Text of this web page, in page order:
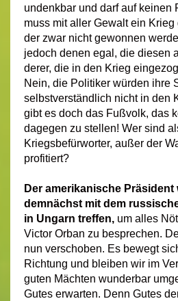
undenkbar und darf auf keinen
muss mit aller Gewalt ein
der zwar nicht gewonnen
jedoch denen egal, die diesen
derer, die in den Krieg
Nein, die Politiker würden ihre
selbstverständlich nicht in den
gibt es doch das Fußvolk, das
dagegen zu stellen! Wer sind
Kriegsbefürworter, außer der
profitiert?
Der amerikanische Präsident
demnächst mit dem
in Ungarn treffen, um alles
Victor Orban zu besprechen.
nun verschoben. Es bewegt
Richtung und bleiben wir im
guten Mächten wunderbar
Gutes erwarten. Denn Gutes